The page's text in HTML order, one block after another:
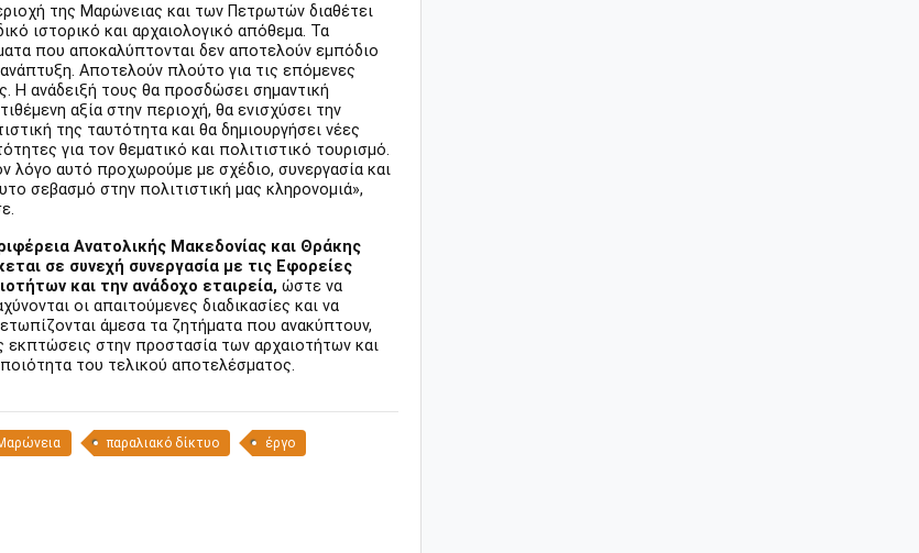
της Μαρώνειας και των Πετρωτών διαθέτει
ιστορικό και αρχαιολογικό απόθεμα. Τα
που αποκαλύπτονται δεν αποτελούν εμπόδιο
Αποτελούν πλούτο για τις επόμενες
Η ανάδειξή τους θα προσδώσει σημαντική
αξία στην περιοχή, θα ενισχύσει την
της ταυτότητα και θα δημιουργήσει νέες
για τον θεματικό και πολιτιστικό τουρισμό.
λόγο αυτό προχωρούμε με σχέδιο, συνεργασία και
σεβασμό στην πολιτιστική μας κληρονομιά»,
Ανατολικής Μακεδονίας και Θράκης
σε συνεχή συνεργασία με τις Εφορείες
και την ανάδοχο εταιρεία, ώστε να
οι απαιτούμενες διαδικασίες και να
άμεσα τα ζητήματα που ανακύπτουν,
εκπτώσεις στην προστασία των αρχαιοτήτων και
του τελικού αποτελέσματος.
παραλιακό δίκτυο έργο